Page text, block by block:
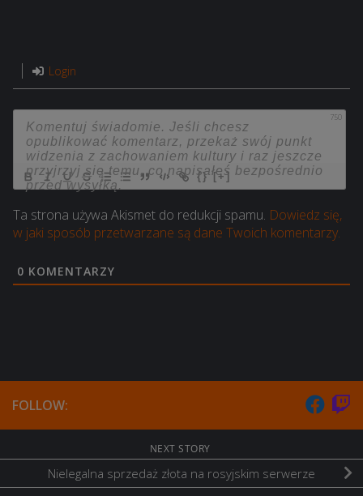
Login
750
{} [+]
Ta strona używa Akismet do redukcji spamu. Dowiedz się,
w jaki sposób przetwarzane są dane Twoich komentarzy.
0 KOMENTARZY
FOLLOW:
NEXT STORY
Nielegalna sprzedaż złota na rosyjskim serwerze